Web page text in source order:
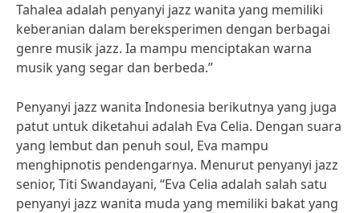
Tahalea adalah penyanyi jazz wanita yang memiliki
keberanian dalam bereksperimen dengan berbagai
genre musik jazz. Ia mampu menciptakan warna
musik yang segar dan berbeda.”
Penyanyi jazz wanita Indonesia berikutnya yang juga
patut untuk diketahui adalah Eva Celia. Dengan suara
yang lembut dan penuh soul, Eva mampu
menghipnotis pendengarnya. Menurut penyanyi jazz
senior, Titi Swandayani, “Eva Celia adalah salah satu
penyanyi jazz wanita muda yang memiliki bakat yang